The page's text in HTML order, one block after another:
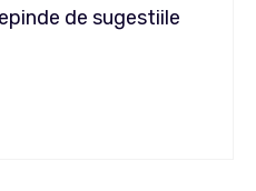
de sugestiile